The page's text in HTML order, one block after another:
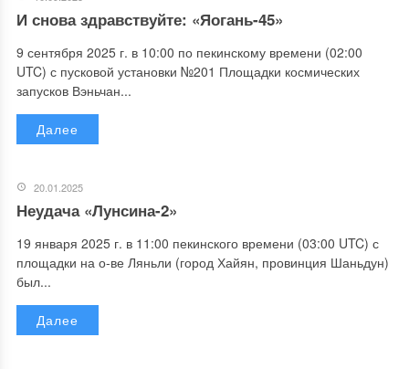
И снова здравствуйте: «Яогань-45»
9 сентября 2025 г. в 10:00 по пекинскому времени (02:00
UTC) с пусковой установки №201 Площадки космических
запусков Вэньчан...
Далее
20.01.2025
Неудача «Лунсина-2»
19 января 2025 г. в 11:00 пекинского времени (03:00 UTC) с
площадки на о-ве Ляньли (город Хайян, провинция Шаньдун)
был...
Далее